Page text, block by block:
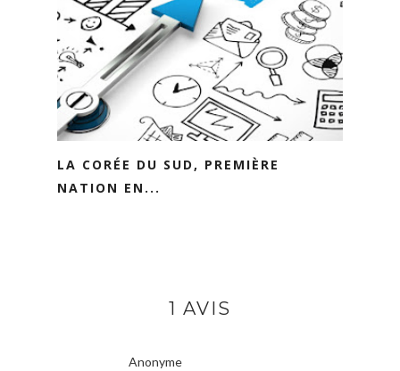
LA CORÉE DU SUD, PREMIÈRE
NATION EN...
1 AVIS
Anonyme